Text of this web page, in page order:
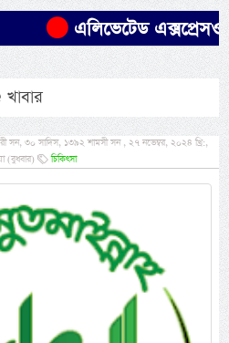
এলিভেটেড
সন, ৩০ সাদিস, ১৩৯২ শামসী সন , ২৭ নভেম্বর, ২০২৪ খ্রি:,
(বুধবার)
চিকিৎসা